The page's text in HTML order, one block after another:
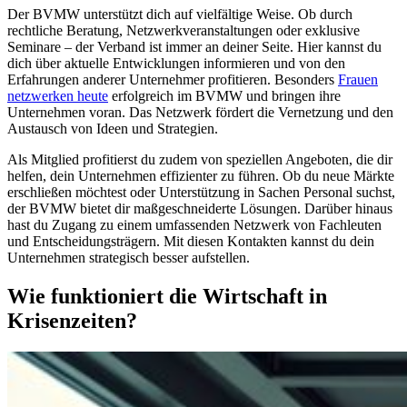
Der BVMW unterstützt dich auf vielfältige Weise. Ob durch
rechtliche Beratung, Netzwerkveranstaltungen oder exklusive
Seminare – der Verband ist immer an deiner Seite. Hier kannst du
dich über aktuelle Entwicklungen informieren und von den
Erfahrungen anderer Unternehmer profitieren. Besonders Frauen
netzwerken heute erfolgreich im BVMW und bringen ihre
Unternehmen voran. Das Netzwerk fördert die Vernetzung und den
Austausch von Ideen und Strategien.
Als Mitglied profitierst du zudem von speziellen Angeboten, die dir
helfen, dein Unternehmen effizienter zu führen. Ob du neue Märkte
erschließen möchtest oder Unterstützung in Sachen Personal suchst,
der BVMW bietet dir maßgeschneiderte Lösungen. Darüber hinaus
hast du Zugang zu einem umfassenden Netzwerk von Fachleuten
und Entscheidungsträgern. Mit diesen Kontakten kannst du dein
Unternehmen strategisch besser aufstellen.
Wie funktioniert die Wirtschaft in
Krisenzeiten?